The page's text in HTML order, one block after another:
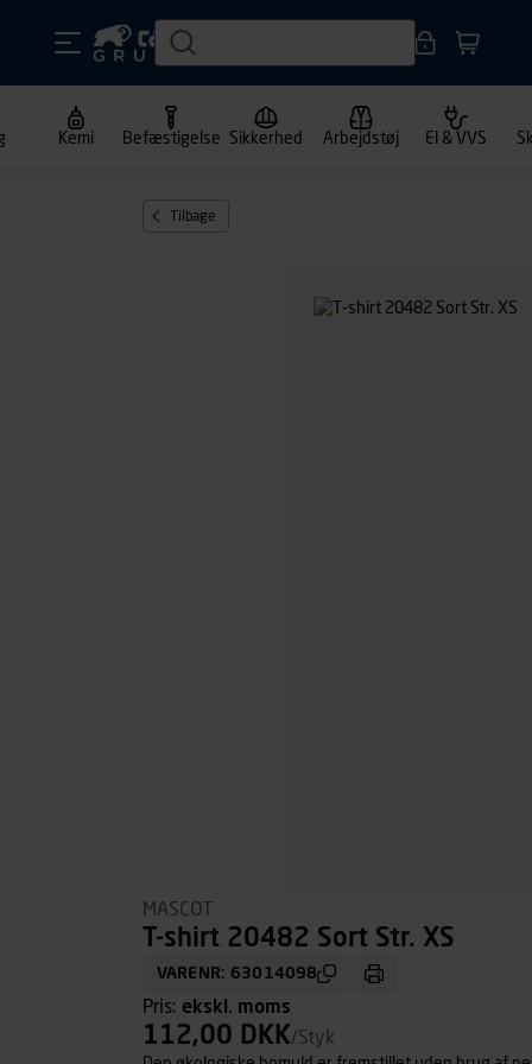
Kemi Befæstigelse Sikkerhed Arbejdstøj El & VVS
Tilbage
MASCOT
T-shirt 20482 Sort Str. XS
VARENR: 63014098
Pris: ekskl. moms
112,00 DKK/Styk